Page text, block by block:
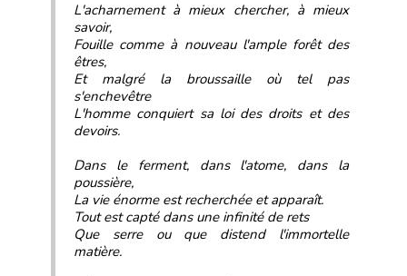
L'acharnement à mieux chercher, à mieux
savoir,
Fouille comme à nouveau l'ample forêt des
êtres,
Et malgré la broussaille où tel pas
s'enchevêtre
L'homme conquiert sa loi des droits et des
devoirs.
Dans le ferment, dans l'atome, dans la
poussière,
La vie énorme est recherchée et apparaît.
Tout est capté dans une infinité de rets
Que serre ou que distend l'immortelle
matière.